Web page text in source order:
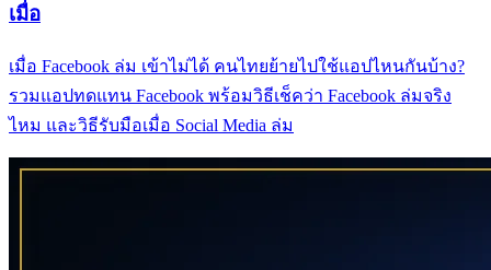
เมื่อ
เมื่อ Facebook ล่ม เข้าไม่ได้ คนไทยย้ายไปใช้แอปไหนกันบ้าง?
รวมแอปทดแทน Facebook พร้อมวิธีเช็คว่า Facebook ล่มจริง
ไหม และวิธีรับมือเมื่อ Social Media ล่ม